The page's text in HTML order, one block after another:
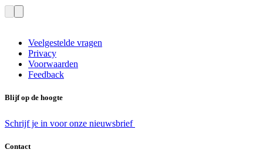
Veelgestelde vragen
Privacy
Voorwaarden
Feedback
Blijf op de hoogte
Schrijf je in voor onze nieuwsbrief
Contact